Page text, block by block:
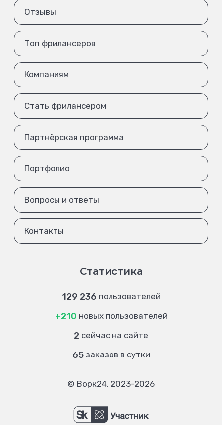
Отзывы
Топ фрилансеров
Компаниям
Стать фрилансером
Партнёрская программа
Портфолио
Вопросы и ответы
Контакты
Статистика
129 236 пользователей
+210 новых пользователей
2 сейчас на сайте
65 заказов в сутки
© Ворк24, 2023-2026